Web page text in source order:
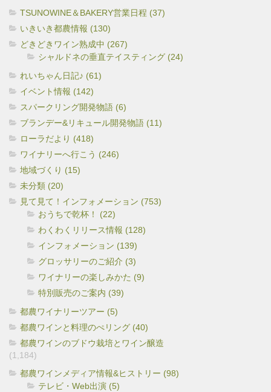
TSUNOWINE＆BAKERY営業日程 (37)
いきいき都農情報 (130)
どきどきワイン熟成中 (267)
シャルドネの垂直テイスティング (24)
れいちゃん日記♪ (61)
イベント情報 (142)
スパークリング開発物語 (6)
ブランデー&リキュール開発物語 (11)
ローラだより (418)
ワイナリーへ行こう (246)
地域づくり (15)
未分類 (20)
見て見て！インフォメーション (753)
おうちで乾杯！ (22)
わくわくリリース情報 (128)
インフォメーション (139)
グロッサリーのご紹介 (3)
ワイナリーの楽しみかた (9)
特別販売のご案内 (39)
都農ワイナリーツアー (5)
都農ワインと料理のぺリング (40)
都農ワインのブドウ栽培とワイン醸造
(1,184)
都農ワインメディア情報&ヒストリー (98)
テレビ・Web出演 (5)